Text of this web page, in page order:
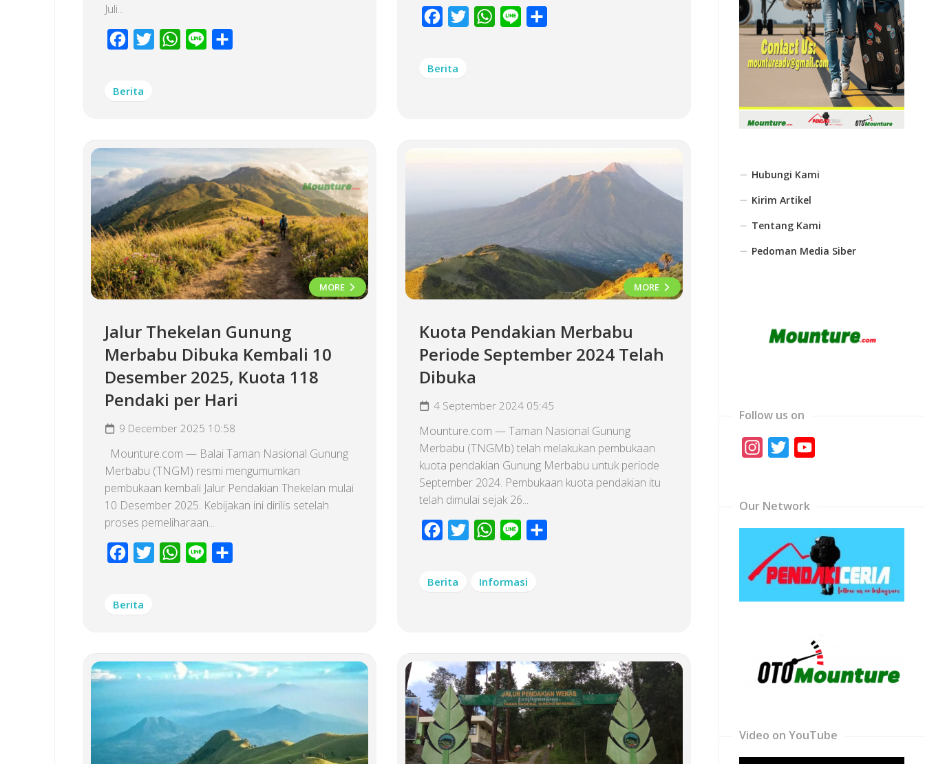
Juli...
Facebook
Twitter WhatsApp
Line
Berita
Facebook
Twitter WhatsApp
Line
Berita
MORE
Jalur Thekelan Gunung
Merbabu Dibuka Kembali 10
Desember 2025, Kuota 118
Pendaki per Hari
9 December 2025 10:58
Mounture.com — Balai Taman Nasional Gunung
Merbabu (TNGM) resmi mengumumkan
pembukaan kembali Jalur Pendakian Thekelan mulai
10 Desember 2025. Kebijakan ini dirilis setelah
proses pemeliharaan...
Facebook
Twitter WhatsApp
Line
Berita
MORE
Kuota Pendakian Merbabu
Periode September 2024 Telah
Dibuka
4 September 2024 05:45
Mounture.com — Taman Nasional Gunung
Merbabu (TNGMb) telah melakukan pembukaan
kuota pendakian Gunung Merbabu untuk periode
September 2024. Pembukaan kuota pendakian itu
telah dimulai sejak 26...
Facebook
Twitter WhatsApp
Line
Berita Informasi
Hubungi Kami
Kirim Artikel
Tentang Kami
Pedoman Media Siber
Follow us on
Instagram
Twitter
Our Network
Video on YouTube